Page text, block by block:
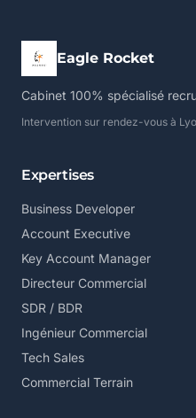
Eagle Rocket
Cabinet 100% spécialisé
Intervention sur rendez-vous à
Expertises
Business Developer
Account Executive
Key Account Manager
Directeur Commercial
SDR / BDR
Ingénieur Commercial
Tech Sales
Commercial Terrain